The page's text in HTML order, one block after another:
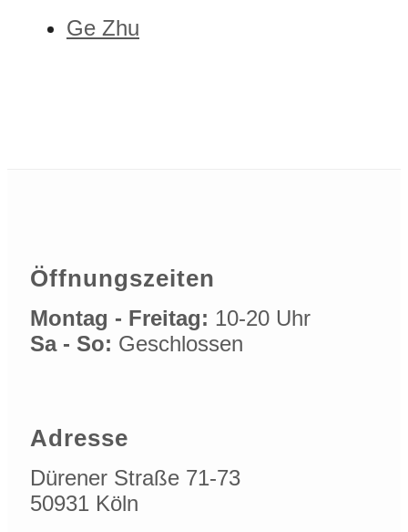
Ge Zhu
Öffnungszeiten
Montag - Freitag: 10-20 Uhr
Sa - So: Geschlossen
Adresse
Dürener Straße 71-73
50931 Köln